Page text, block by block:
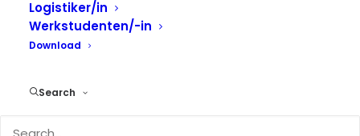
Logistiker/in
Werkstudenten/-in
Download
Search
Clips für Recaps und Social Media Sharing.
Schablonen und einheitlichem